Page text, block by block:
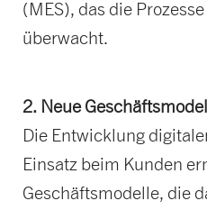
(MES), das die
überwacht.
2. Neue
Die Entwicklung
Einsatz beim Kunden
Geschäftsmodelle, die